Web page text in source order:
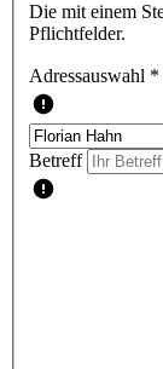
Die mit einem
Pflichtfelder.
Adressauswahl *
Betreff